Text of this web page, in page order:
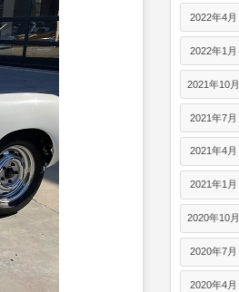
2022年4月
2022年1月
2021年10月
2021年7月
2021年4月
2021年1月
2020年10月
2020年7月
2020年4月